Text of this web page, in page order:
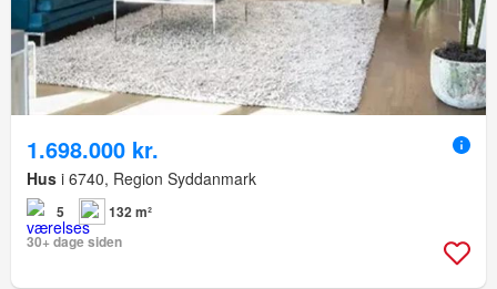
1.698.000 kr.
Hus i 6740, Region Syddanmark
5
132 m²
30+ dage siden